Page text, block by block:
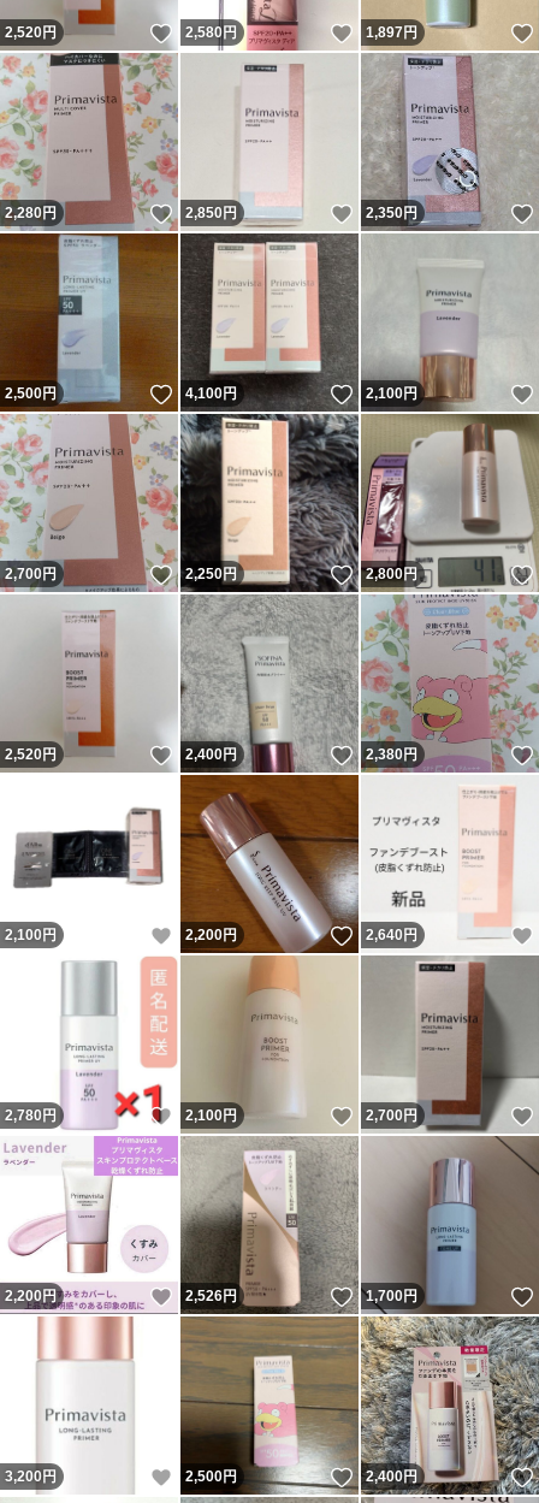
2,520円 いいね！
2,580円 いいね！
1,897円
2,280円 いいね！
2,850円 いいね！
2,350円
2,500円 いいね！
4,100円 いいね！
2,100円
2,700円 いいね！
2,250円 いいね！
2,800円
2,520円 いいね！
2,400円 いいね！
2,380円
2,100 円 いいね！
2,200円 いいね！
2,640 円
2,780 円 いいね！
2,100円 いいね！
2,700円
2,200 円 いいね！
2,526円 いいね！
1,700円
3,200円 いいね！
2,500円 いいね！
2,400円